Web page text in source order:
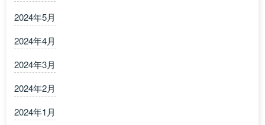
2024年5月
2024年4月
2024年3月
2024年2月
2024年1月